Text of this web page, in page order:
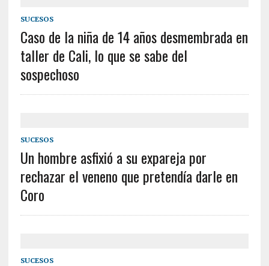
SUCESOS
Caso de la niña de 14 años desmembrada en
taller de Cali, lo que se sabe del
sospechoso
SUCESOS
Un hombre asfixió a su expareja por
rechazar el veneno que pretendía darle en
Coro
SUCESOS